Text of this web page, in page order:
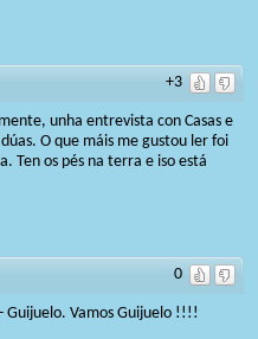
+3
unha entrevista con Casas e
O que máis me gustou ler foi
Ten os pés na terra e iso está
0
Guijuelo. Vamos Guijuelo !!!!